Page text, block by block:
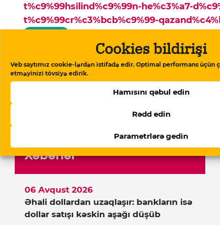
Cookies bildirişi
Veb saytımız cookie-lərdən istifadə edir. Optimal performans üçün
etməyinizi tövsiyə edirik.
Hamısını qəbul edin
Rədd edin
Parametrlərə gedin
t%c9%99hsilind%c9%99n-he%c3%a7-
t%c9%99cr%c3%bcb%c9%99-
Ana səhifə▸Həbsxanadan məktublar▸
Fərid Mehralızadə: “Həbs mənə
universitet təhsilindən heç də az
Xəbərlər
Əhali dollardan uzaqlaşır: bankların isə
dollar satışı kəskin aşağı düşüb
06 Avqust 2026